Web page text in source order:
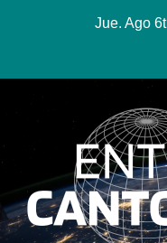
Jue. Ago